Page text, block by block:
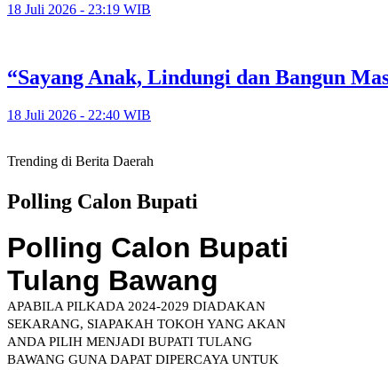
18 Juli 2026 - 23:19 WIB
“Sayang Anak, Lindungi dan Bangun
18 Juli 2026 - 22:40 WIB
Trending di Berita Daerah
Polling Calon Bupati